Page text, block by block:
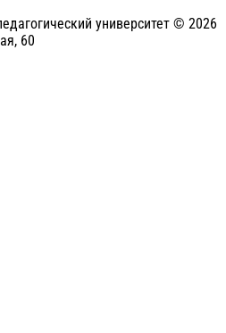
университет © 2026
60